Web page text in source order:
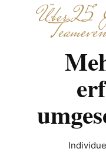
Über 25